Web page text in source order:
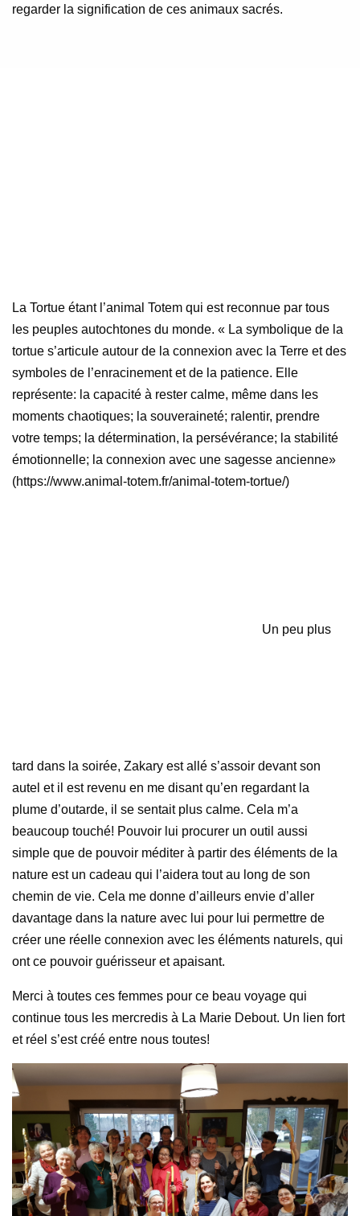
regarder la signification de ces animaux sacrés.
La Tortue étant l’animal Totem qui est reconnue par tous
les peuples autochtones du monde. « La symbolique de la
tortue s’articule autour de la connexion avec la Terre et des
symboles de l’enracinement et de la patience. Elle
représente: la capacité à rester calme, même dans les
moments chaotiques; la souveraineté; ralentir, prendre
votre temps; la détermination, la persévérance; la stabilité
émotionnelle; la connexion avec une sagesse ancienne»
(https://www.animal-totem.fr/animal-totem-tortue/)
Un peu plus
tard dans la soirée, Zakary est allé s’assoir devant son
autel et il est revenu en me disant qu’en regardant la
plume d’outarde, il se sentait plus calme. Cela m’a
beaucoup touché! Pouvoir lui procurer un outil aussi
simple que de pouvoir méditer à partir des éléments de la
nature est un cadeau qui l’aidera tout au long de son
chemin de vie. Cela me donne d’ailleurs envie d’aller
davantage dans la nature avec lui pour lui permettre de
créer une réelle connexion avec les éléments naturels, qui
ont ce pouvoir guérisseur et apaisant.
Merci à toutes ces femmes pour ce beau voyage qui
continue tous les mercredis à La Marie Debout. Un lien fort
et réel s’est créé entre nous toutes!